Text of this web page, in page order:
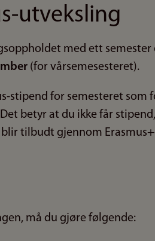
utveksling
med ett semester
(for vårsemesesteret).
stipend for semesteret som
betyr at du ikke får
tilbudt gjennom
må du gjøre følgende: